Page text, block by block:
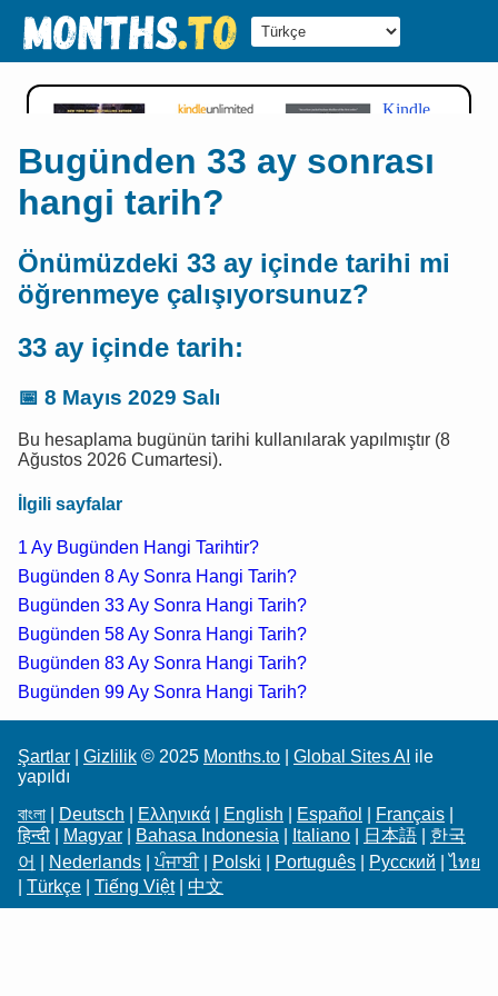
Bugünden 33 ay sonrası
hangi tarih?
Önümüzdeki 33 ay içinde tarihi mi
öğrenmeye çalışıyorsunuz?
33 ay içinde tarih:
📅 8 Mayıs 2029 Salı
Bu hesaplama bugünün tarihi kullanılarak yapılmıştır (8
Ağustos 2026 Cumartesi).
İlgili sayfalar
1 Ay Bugünden Hangi Tarihtir?
Bugünden 8 Ay Sonra Hangi Tarih?
Bugünden 33 Ay Sonra Hangi Tarih?
Bugünden 58 Ay Sonra Hangi Tarih?
Bugünden 83 Ay Sonra Hangi Tarih?
Bugünden 99 Ay Sonra Hangi Tarih?
Şartlar Gizlilik © 2025 Months.to Global Sites AI ile
yapıldı
বাংলা
Deutsch Ελληνικά English Español Français
हिन्दी
Magyar Bahasa Indonesia Italiano 日本語
한국
어
Nederlands |ਪੰਜਾਬੀ| Polski Português Русский |ไทย
Türkçe Tiếng Việt| 中文